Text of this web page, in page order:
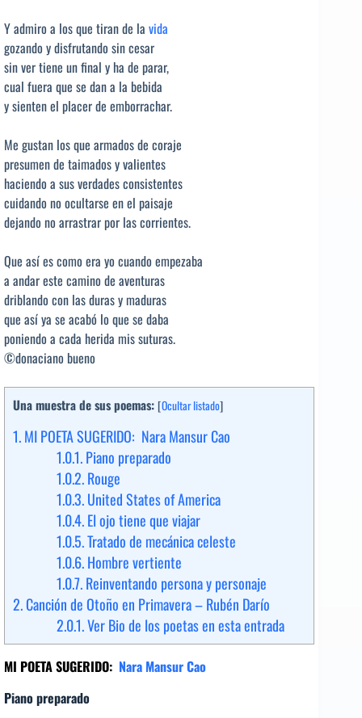
Y admiro a los que tiran de la vida
gozando y disfrutando sin cesar
sin ver tiene un final y ha de parar,
cual fuera que se dan a la bebida
y sienten el placer de emborrachar.
Me gustan los que armados de coraje
presumen de taimados y valientes
haciendo a sus verdades consistentes
cuidando no ocultarse en el paisaje
dejando no arrastrar por las corrientes.
Que así es como era yo cuando empezaba
a andar este camino de aventuras
driblando con las duras y maduras
que así ya se acabó lo que se daba
poniendo a cada herida mis suturas.
©donaciano bueno
Una muestra de sus poemas: [Ocultar listado]
1.MI POETA SUGERIDO: Nara Mansur Cao
1.0.1.Piano preparado
1.0.2.Rouge
1.0.3.United States of America
1.0.4.El ojo tiene que viajar
1.0.5.Tratado de mecánica celeste
1.0.6.Hombre vertiente
1.0.7.Reinventando persona y personaje
2.Canción de Otoño en Primavera – Rubén Darío
2.0.1.Ver Bio de los poetas en esta entrada
MI POETA SUGERIDO: Nara Mansur Cao
Piano preparado